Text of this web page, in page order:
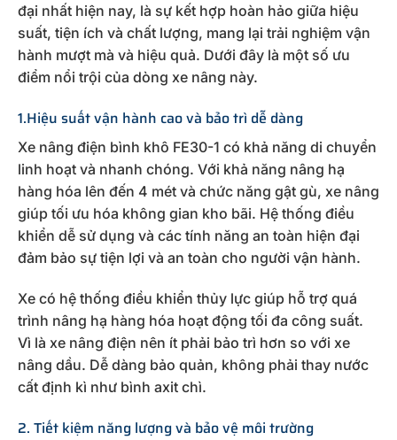
đại nhất hiện nay, là sự kết hợp hoàn hảo giữa hiệu
suất, tiện ích và chất lượng, mang lại trải nghiệm vận
hành mượt mà và hiệu quả. Dưới đây là một số ưu
điểm nổi trội của dòng xe nâng này.
1.Hiệu suất vận hành cao và bảo trì dễ dàng
Xe nâng điện bình khô FE30-1 có khả năng di chuyển
linh hoạt và nhanh chóng. Với khả năng nâng hạ
hàng hóa lên đến 4 mét và chức năng gật gù, xe nâng
giúp tối ưu hóa không gian kho bãi. Hệ thống điều
khiển dễ sử dụng và các tính năng an toàn hiện đại
đảm bảo sự tiện lợi và an toàn cho người vận hành.
Xe có hệ thống điều khiển thủy lực giúp hỗ trợ quá
trình nâng hạ hàng hóa hoạt động tối đa công suất.
Vì là xe nâng điện nên ít phải bảo trì hơn so với xe
nâng dầu. Dễ dàng bảo quản, không phải thay nước
cất định kì như bình axit chì.
2. Tiết kiệm năng lượng và bảo vệ môi trường